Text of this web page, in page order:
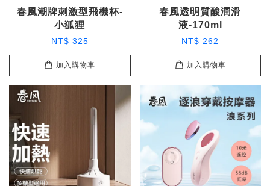
春風潮牌刺激型飛機杯-
小狐狸
NT$ 325
加入購物車
春風透明質酸潤滑
液-170ml
NT$ 262
加入購物車